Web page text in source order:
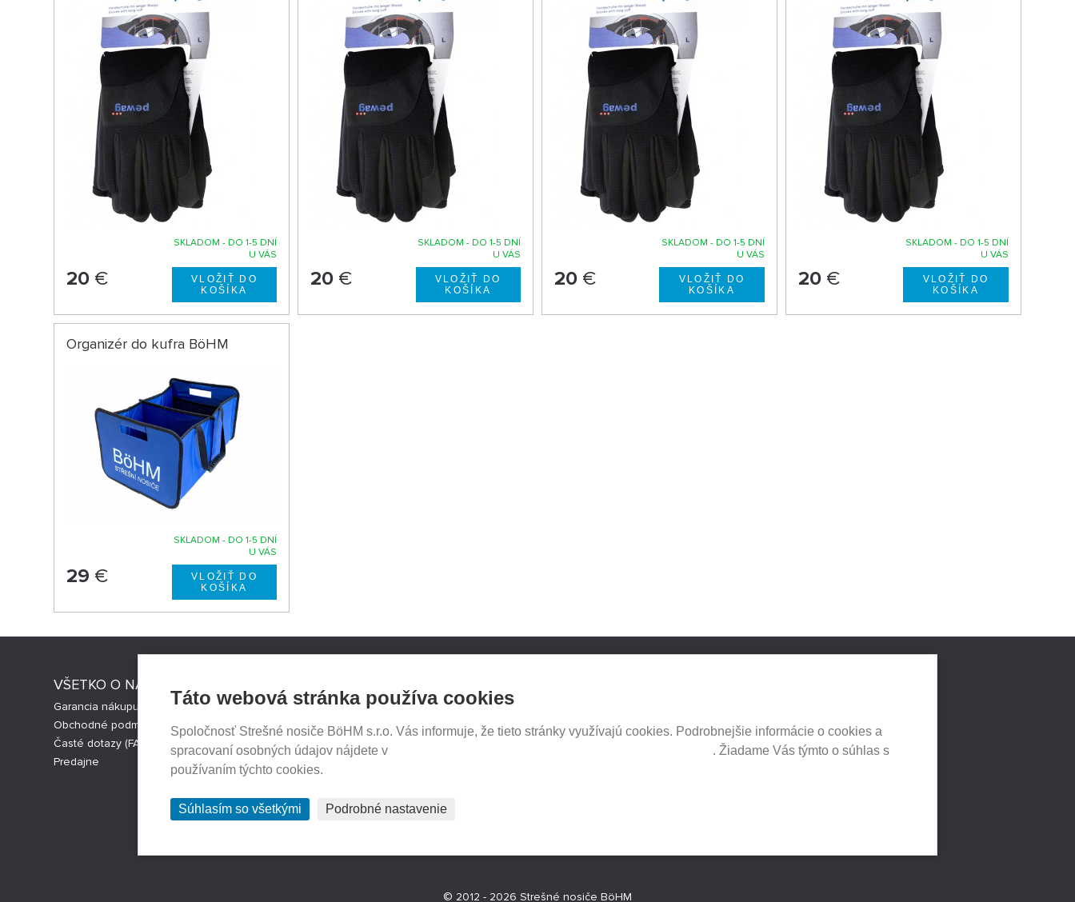
SKLADOM - DO 1-5 DNÍ
U VÁS
20 €
SKLADOM - DO 1-5 DNÍ
U VÁS
20 €
SKLADOM - DO 1-5 DNÍ
U VÁS
20€
SKLADOM - DO 1-5 DNÍ
U VÁS
20€
Organizér do kufra BöHM
SKLADOM - DO 1-5 DNÍ
U VÁS
29 €
VŠETKO O NÁKUPE
Garancia nákupu
Obchodné podmienky
Časté dotazy (FAQ)
Predajne
Strešné nosiče Thule
Česká verze e-shopu
Cookies nastavenia
© 2012 - 2026 Strešné nosiče BöHM
Táto webová stránka používa cookies
Spoločnosť Strešné nosiče BöHM s.r.o. Vás informuje, že tieto stránky využívajú cookies. Podrobnejšie informácie o cookies a
spracovaní osobných údajov nájdete v
. Žiadame Vás týmto o súhlas s
používaním týchto cookies.
Súhlasím so všetkými Podrobné nastavenie